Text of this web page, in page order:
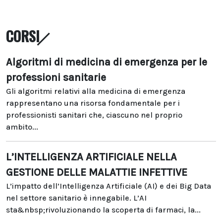
CORSI
Algoritmi di medicina di emergenza per le
professioni sanitarie
Gli algoritmi relativi alla medicina di emergenza
rappresentano una risorsa fondamentale per i
professionisti sanitari che, ciascuno nel proprio
ambito...
L’INTELLIGENZA ARTIFICIALE NELLA
GESTIONE DELLE MALATTIE INFETTIVE
L’impatto dell’Intelligenza Artificiale (AI) e dei Big Data
nel settore sanitario è innegabile. L’AI
sta&nbsp;rivoluzionando la scoperta di farmaci, la...